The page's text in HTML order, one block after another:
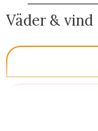
Väder & vind